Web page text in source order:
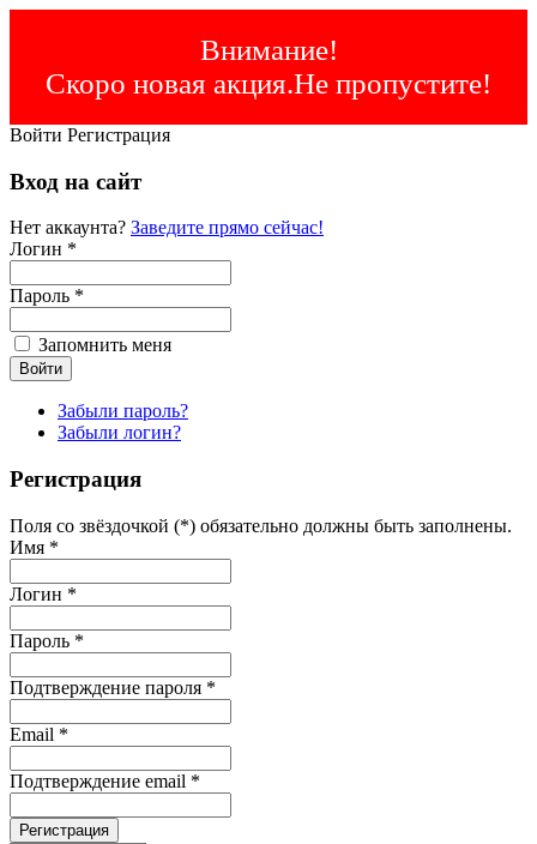
Внимание!
Скоро новая акция.Не пропустите!
Войти Регистрация
Вход на сайт
Нет аккаунта? Заведите прямо сейчас!
Логин *
Пароль *
Запомнить меня
Забыли пароль?
Забыли логин?
Регистрация
Поля со звёздочкой (*) обязательно должны быть заполнены.
Имя *
Логин *
Пароль *
Подтверждение пароля *
Email *
Подтверждение email *
Регистрация